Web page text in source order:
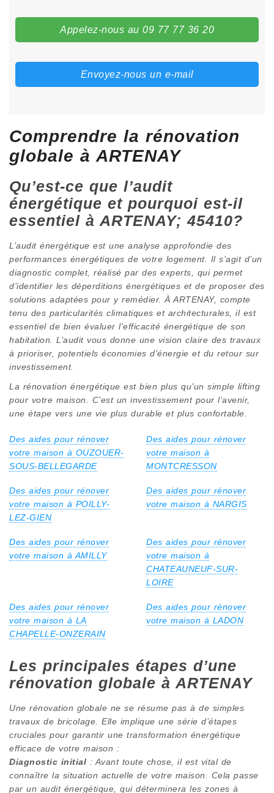
Appelez-nous au 09 77 77 36 20
Envoyez-nous un e-mail
Comprendre la rénovation
globale à ARTENAY
Qu’est-ce que l’audit
énergétique et pourquoi est-il
essentiel à ARTENAY; 45410?
L’audit énergétique est une analyse approfondie des
performances énergétiques de votre logement. Il s’agit d’un
diagnostic complet, réalisé par des experts, qui permet
d’identifier les déperditions énergétiques et de proposer des
solutions adaptées pour y remédier. À ARTENAY, compte
tenu des particularités climatiques et architecturales, il est
essentiel de bien évaluer l’efficacité énergétique de son
habitation. L’audit vous donne une vision claire des travaux
à prioriser, potentiels économies d’énergie et du retour sur
investissement.
La rénovation énergétique est bien plus qu’un simple lifting
pour votre maison. C’est un investissement pour l’avenir,
une étape vers une vie plus durable et plus confortable.
Des aides pour rénover
votre maison à OUZOUER-
SOUS-BELLEGARDE
Des aides pour rénover
votre maison à
MONTCRESSON
Des aides pour rénover
votre maison à POILLY-
LEZ-GIEN
Des aides pour rénover
votre maison à NARGIS
Des aides pour rénover
votre maison à AMILLY
Des aides pour rénover
votre maison à
CHATEAUNEUF-SUR-
LOIRE
Des aides pour rénover
votre maison à LA
CHAPELLE-ONZERAIN
Des aides pour rénover
votre maison à LADON
Les principales étapes d’une
rénovation globale à ARTENAY
Une rénovation globale ne se résume pas à de simples
travaux de bricolage. Elle implique une série d’étapes
cruciales pour garantir une transformation énergétique
efficace de votre maison :
Diagnostic initial : Avant toute chose, il est vital de
connaître la situation actuelle de votre maison. Cela passe
par un audit énergétique, qui déterminera les zones à